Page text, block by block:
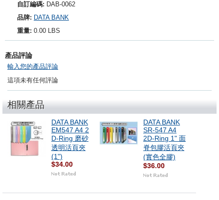
自訂編碼: DAB-0062
品牌: DATA BANK
重量: 0.00 LBS
產品評論
輸入您的產品評論
這項未有任何評論
相關產品
DATA BANK
EM547 A4 2
D-Ring 磨砂
透明活頁夾
(1")
$34.00
DATA BANK
SR-547 A4
2D-Ring 1" 面
脊包膠活頁夾
(實色全膠)
$36.00